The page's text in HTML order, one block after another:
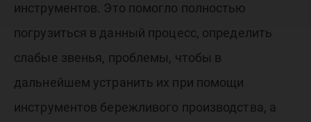
инструментов. Это помогло полностью
погрузиться в данный процесс, определить
слабые звенья, проблемы, чтобы в
дальнейшем устранить их при помощи
инструментов бережливого производства, а